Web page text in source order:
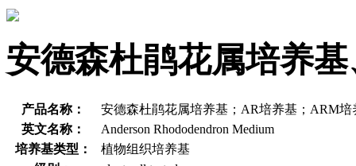
安德森杜鹃花属培养
产品名称：
安德森杜鹃花属培养基；AR培养基；ARM培
英文名称：
Anderson Rhododendron Medium
培养基类型：
植物组织培养基